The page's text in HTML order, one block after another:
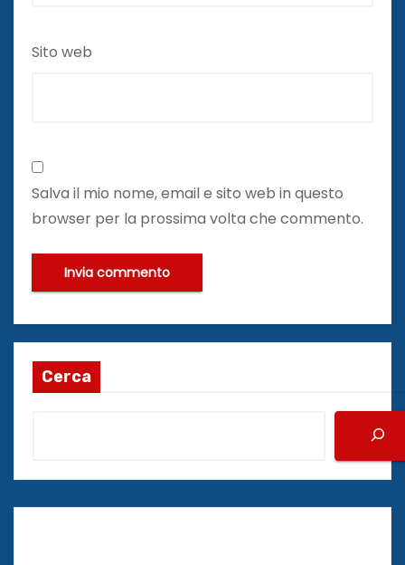
Sito web
Salva il mio nome, email e sito web in questo
browser per la prossima volta che commento.
Cerca